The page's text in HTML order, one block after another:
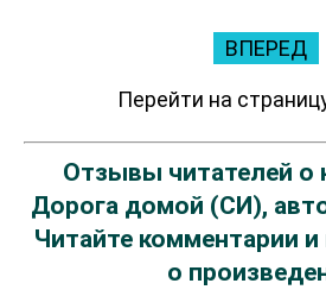
ВПЕРЕД
Перейти на
Отзывы читателей о
Дорога домой (СИ),
Читайте комментарии
о